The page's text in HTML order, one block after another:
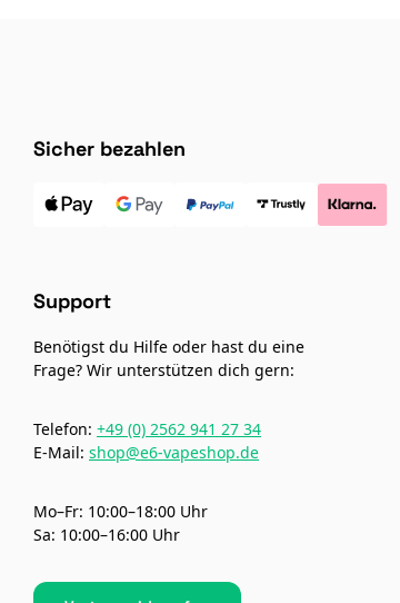
Sicher bezahlen
Support
Benötigst du Hilfe oder hast du eine
Frage? Wir unterstützen dich gern:
Telefon: +49 (0) 2562 941 27 34
E-Mail: shop@e6-vapeshop.de
Mo–Fr: 10:00–18:00 Uhr
Sa: 10:00–16:00 Uhr